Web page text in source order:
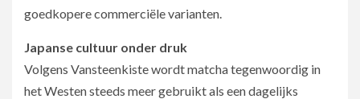
goedkopere commerciële varianten.
Japanse cultuur onder druk
Volgens Vansteenkiste wordt matcha tegenwoordig in
het Westen steeds meer gebruikt als een dagelijks